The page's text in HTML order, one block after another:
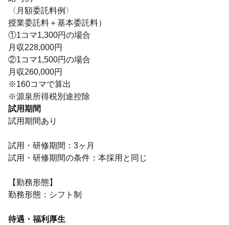
〈月額委託料例〉
授業委託料＋基本委託料）
①1コマ1,300円の場合
月収228,000円
②1コマ1,500円の場合
月収260,000円
※160コマで算出
※源泉所得税別途控除
試用期間
試用期間あり
試用・研修期間：3ヶ月
試用・研修期間の条件：本採用と同じ
【勤務形態】
勤務形態：シフト制
待遇・福利厚生